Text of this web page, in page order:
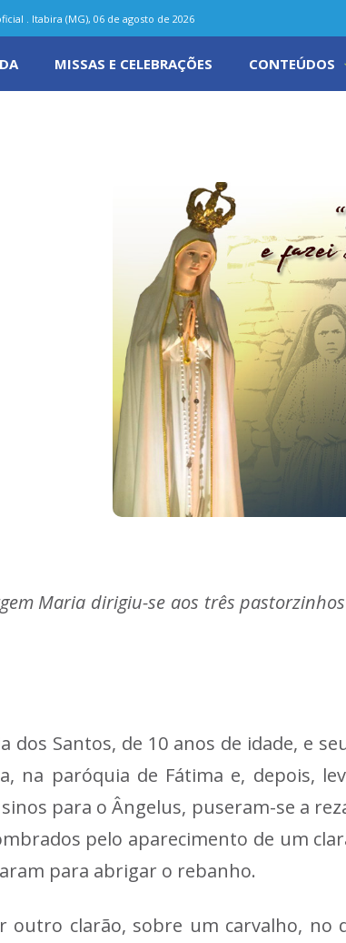
. Itabira (MG), 06 de agosto de 2026
MISSAS E CELEBRAÇÕES CONTEÚDOS
Maria dirigiu-se aos três
Santos, de 10 anos de idade, e
na paróquia de Fátima e, depois,
para o Ângelus, puseram-se a
pelo aparecimento de um
para abrigar o rebanho.
clarão, sobre um carvalho, no